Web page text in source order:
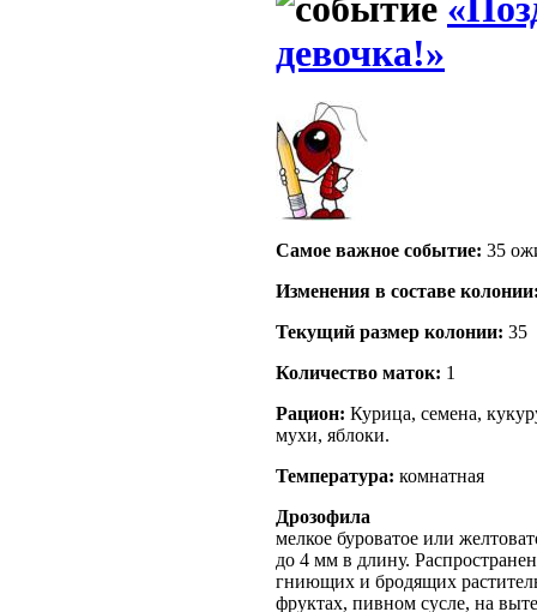
девочка!»
Самое важное событие: 35
Изменения в составе
Текущий размер кoлонии: 35
Количество маток: 1
Рацион: Курица, семена,
мухи, яблоки.
Температура: комнатная
Дрозофила
мелкое буроватое или
до 4 мм в длину.
гниющих и бродящих
фруктах, пивном сусле, на